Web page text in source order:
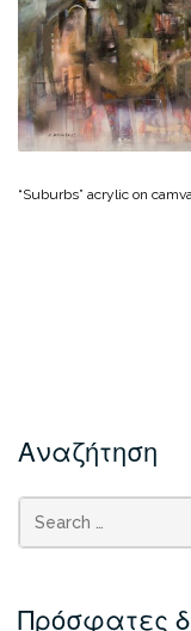
“Suburbs” acrylic on
Αναζήτηση
Πρόσφατες